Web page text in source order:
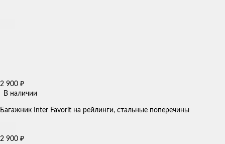
2 900 ₽
В наличии
Багажник Inter Favorit на рейлинги, стальные поперечины
2 900 ₽